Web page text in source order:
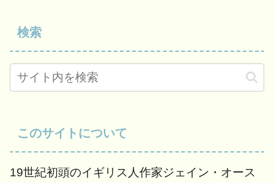
検索
このサイトについて
19世紀初頭のイギリス人作家ジェイン・オース